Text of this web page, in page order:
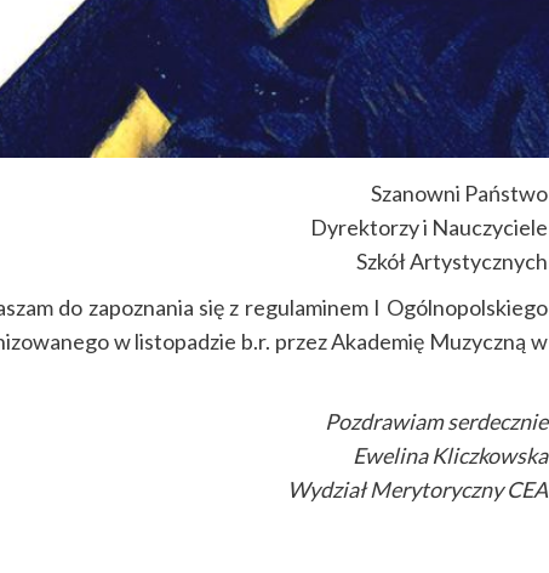
Szanowni Państwo
Dyrektorzy i Nauczyciele
Szkół Artystycznych
do zapoznania się z regulaminem I Ogólnopolskiego
w listopadzie b.r. przez Akademię Muzyczną w
Pozdrawiam serdecznie
Ewelina Kliczkowska
Wydział Merytoryczny CEA